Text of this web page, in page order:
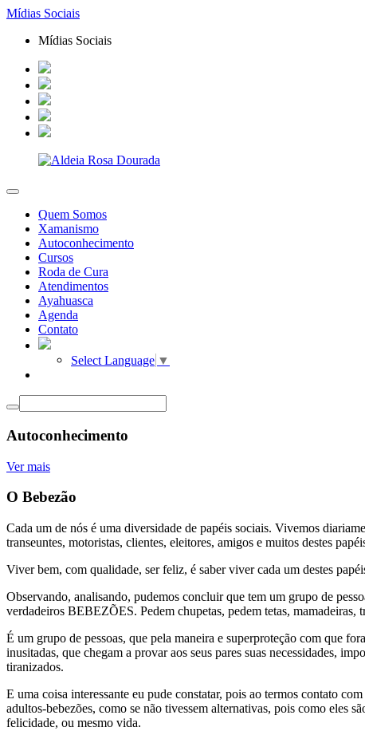
Mídias Sociais
Mídias Sociais
Quem Somos
Xamanismo
Autoconhecimento
Cursos
Roda de Cura
Atendimentos
Ayahuasca
Agenda
Contato
Select Language ▼
Autoconhecimento
Ver mais
O Bebezão
Cada um de nós é uma diversidade de papéis sociais. Vivemos
transeuntes, motoristas, clientes, eleitores, amigos e muitos destes
Viver bem, com qualidade, ser feliz, é saber viver cada um destes
Observando, analisando, pudemos concluir que tem um grupo de
verdadeiros BEBEZÕES. Pedem chupetas, pedem tetas,
É um grupo de pessoas, que pela maneira e superproteção com que
inusitadas, que chegam a provar aos seus pares suas necessidades,
tiranizados.
E uma coisa interessante eu pude constatar, pois ao termos contato
adultos-bebezões, como se não tivessem alternativas, pois como eles
felicidade, ou mesmo vida.